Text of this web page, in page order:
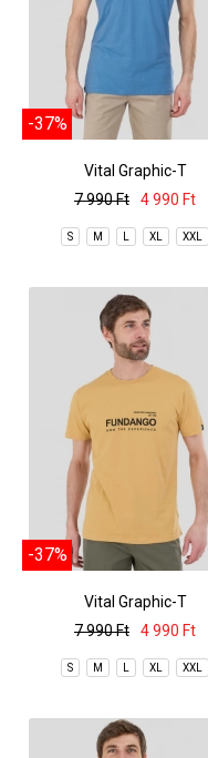
-37%
Vital Graphic-T
7 990 Ft
4 990 Ft
S M L XL XXL
-37%
Vital Graphic-T
7 990 Ft
4 990 Ft
S M L XL XXL